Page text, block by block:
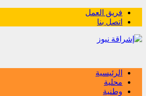
فريق العمل
اتصل بنا
الرئيسية
محلية
وطنية